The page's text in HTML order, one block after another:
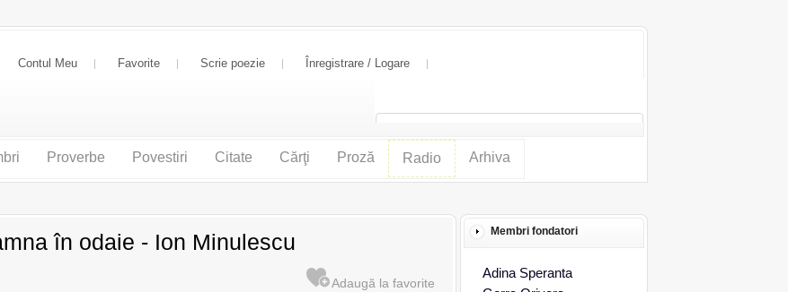
Contul Meu Favorite Scrie poezie Înregistrare / Logare
Proverbe Povestiri Citate Cărţi Proză Radio Arhiva
în odaie - Ion Minulescu Membri fondatori
Adina Speranta